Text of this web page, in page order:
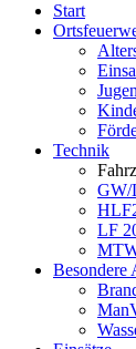
Start
Technik
GW/
LF
Besondere